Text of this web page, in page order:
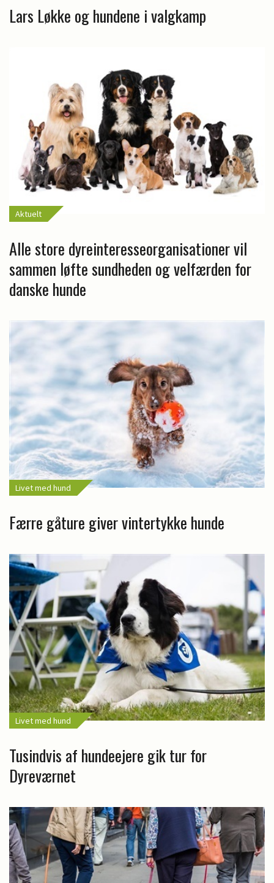
Lars Løkke og hundene i valgkamp
Aktuelt
Alle store dyreinteresseorganisationer vil
sammen løfte sundheden og velfærden for
danske hunde
Livet med hund
Færre gåture giver vintertykke hunde
Livet med hund
Tusindvis af hundeejere gik tur for
Dyreværnet